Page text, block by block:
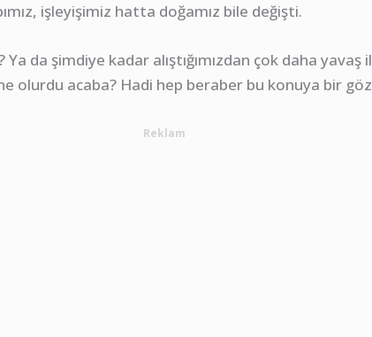
işleyişimiz hatta doğamız bile değişti.
da şimdiye kadar alıştığımızdan çok daha yavaş
olurdu acaba? Hadi hep beraber bu konuya bir
Reklam